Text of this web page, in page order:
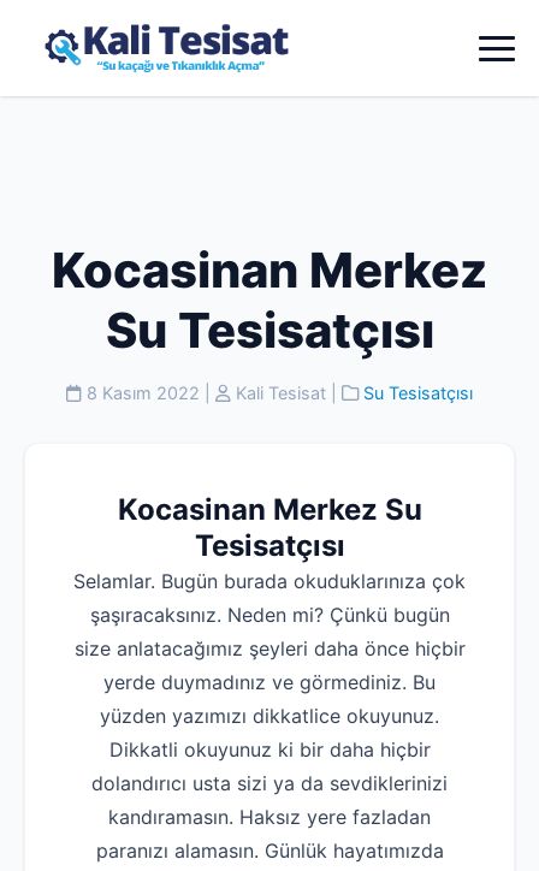
Kocasinan Merkez
Su Tesisatçısı
8 Kasım 2022 Kali Tesisat Su Tesisatçısı
Kocasinan Merkez Su
Tesisatçısı
Selamlar. Bugün burada okuduklarınıza çok
şaşıracaksınız. Neden mi? Çünkü bugün
size anlatacağımız şeyleri daha önce hiçbir
yerde duymadınız ve görmediniz. Bu
yüzden yazımızı dikkatlice okuyunuz.
Dikkatli okuyunuz ki bir daha hiçbir
dolandırıcı usta sizi ya da sevdiklerinizi
kandıramasın. Haksız yere fazladan
paranızı alamasın. Günlük hayatımızda